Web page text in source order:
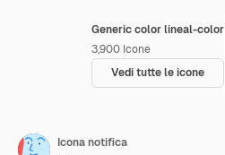
Generic color lineal-color
3,900 Icone
Vedi tutte le icone
Icona notifica